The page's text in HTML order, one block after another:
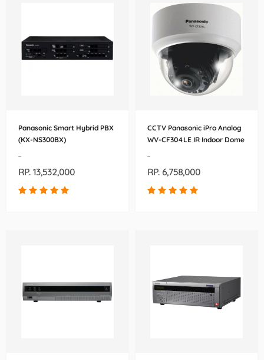
Panasonic Smart Hybrid PBX
(KX-NS300BX)
-
RP. 13,532,000
CCTV Panasonic iPro Analog
WV-CF304LE IR Indoor Dome
-
RP. 6,758,000